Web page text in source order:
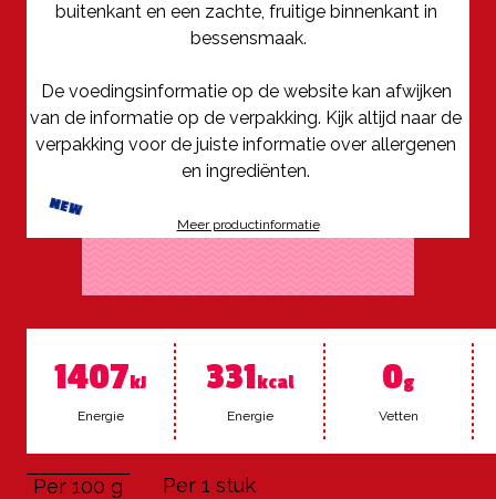
buitenkant en een zachte, fruitige binnenkant in
bessensmaak.
De voedingsinformatie op de website kan afwijken
van de informatie op de verpakking. Kijk altijd naar de
verpakking voor de juiste informatie over allergenen
en ingrediënten.
Meer productinformatie
NEW
1407kJ
Ener­gie
331kcal
Ener­gie
0g
Vet­ten
Per 100 g Per 1 stuk